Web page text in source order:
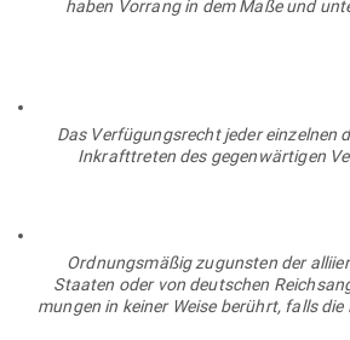
haben Vorrang in dem Maße und
Das Ver­fü­gungs­recht jeder ein­zelnen
Inkraft­treten des gegen­wär­tigen
Ord­nungs­mäßig zugunsten der
Staaten oder von deut­schen
mungen in keiner Weise berührt, falls